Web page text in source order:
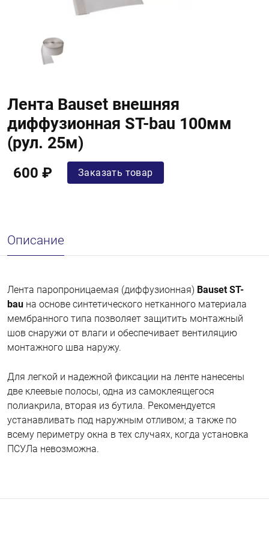
Лента Bauset внешняя
диффузионная ST-bau 100мм
(рул. 25м)
600 ₽ Заказать товар
Описание
Лента паропроницаемая (диффузионная) Bauset ST-
bau на основе синтетического нетканного материала
мембранного типа позволяет защитить монтажный
шов снаружи от влаги и обеспечивает вентиляцию
монтажного шва наружу.
Для легкой и надежной фиксации на ленте нанесены
две клеевые полосы, одна из самоклеящегося
полиакрила, вторая из бутила. Рекомендуется
устанавливать под наружным отливом; а также по
всему периметру окна в тех случаях, когда установка
ПСУЛа невозможна.